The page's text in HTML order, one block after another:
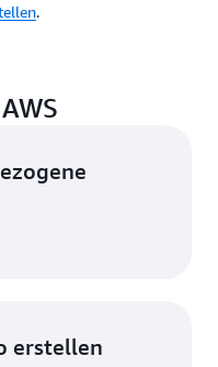
.
erstellen